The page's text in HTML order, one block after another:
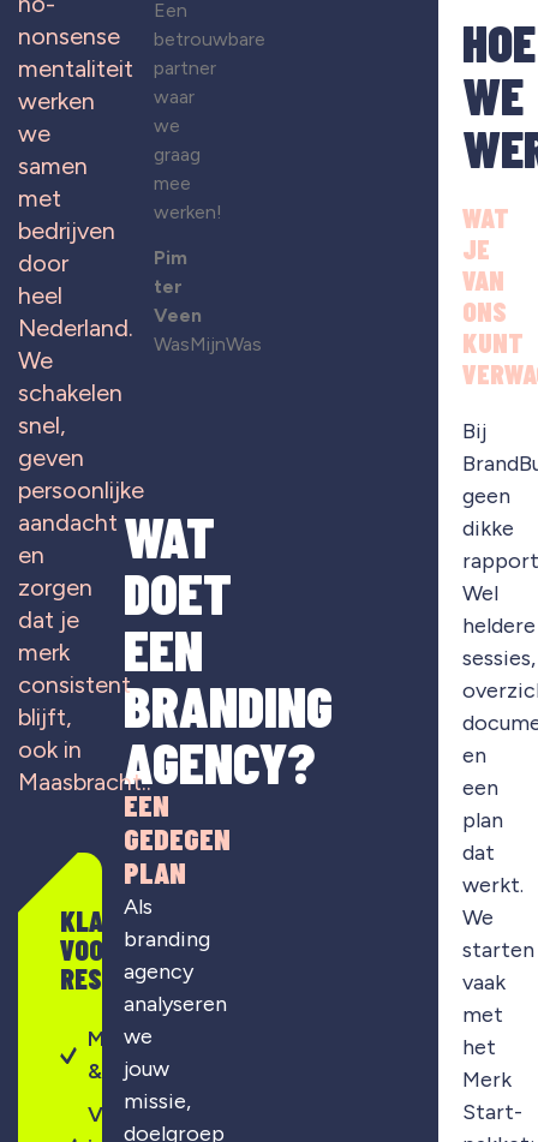
nonsense
mentaliteit
werken
we
samen
met
bedrijven
door
heel
Nederland.
We
schakelen
snel,
geven
persoonlijke
aandacht
en
zorgen
dat je
merk
consistent
blijft,
ook in
Maasbracht..
KLAAR
VOOR
RESULTAAT?
Merkontwikkeling
& strategie
Visuele
Een
betrouwbare
partner
waar
we
graag
mee
werken!
Pim
ter
Veen
WasMijnWas
WAT
DOET
EEN
BRANDING
AGENCY?
EEN
GEDEGEN
PLAN
Als
branding
agency
analyseren
we
jouw
missie,
doelgroep
HOE
WE
WAT
JE
VAN
ONS
KUNT
Bij
geen
dikke
Wel
heldere
sessies,
en
een
plan
dat
werkt.
We
starten
vaak
met
het
Merk
Start-